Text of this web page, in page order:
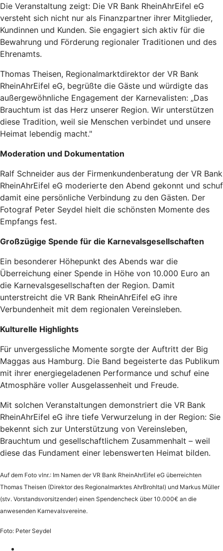
Die Veranstaltung zeigt: Die VR Bank RheinAhrEifel eG
versteht sich nicht nur als Finanzpartner ihrer Mitglieder,
Kundinnen und Kunden. Sie engagiert sich aktiv für die
Bewahrung und Förderung regionaler Traditionen und des
Ehrenamts.
Thomas Theisen, Regionalmarktdirektor der VR Bank
RheinAhrEifel eG, begrüßte die Gäste und würdigte das
außergewöhnliche Engagement der Karnevalisten: „Das
Brauchtum ist das Herz unserer Region. Wir unterstützen
diese Tradition, weil sie Menschen verbindet und unsere
Heimat lebendig macht."
Moderation und Dokumentation
Ralf Schneider aus der Firmenkundenberatung der VR Bank
RheinAhrEifel eG moderierte den Abend gekonnt und schuf
damit eine persönliche Verbindung zu den Gästen. Der
Fotograf Peter Seydel hielt die schönsten Momente des
Empfangs fest.
Großzügige Spende für die Karnevalsgesellschaften
Ein besonderer Höhepunkt des Abends war die
Überreichung einer Spende in Höhe von 10.000 Euro an
die Karnevalsgesellschaften der Region. Damit
unterstreicht die VR Bank RheinAhrEifel eG ihre
Verbundenheit mit dem regionalen Vereinsleben.
Kulturelle Highlights
Für unvergessliche Momente sorgte der Auftritt der Big
Maggas aus Hamburg. Die Band begeisterte das Publikum
mit ihrer energiegeladenen Performance und schuf eine
Atmosphäre voller Ausgelassenheit und Freude.
Mit solchen Veranstaltungen demonstriert die VR Bank
RheinAhrEifel eG ihre tiefe Verwurzelung in der Region: Sie
bekennt sich zur Unterstützung von Vereinsleben,
Brauchtum und gesellschaftlichem Zusammenhalt – weil
diese das Fundament einer lebenswerten Heimat bilden.
Auf dem Foto vlnr.: Im Namen der VR Bank RheinAhrEifel eG überreichten
Thomas Theisen (Direktor des Regionalmarktes AhrBrohltal) und Markus Müller
(stv. Vorstandsvorsitzender) einen Spendencheck über 10.000€ an die
anwesenden Karnevalsvereine.
Foto: Peter Seydel